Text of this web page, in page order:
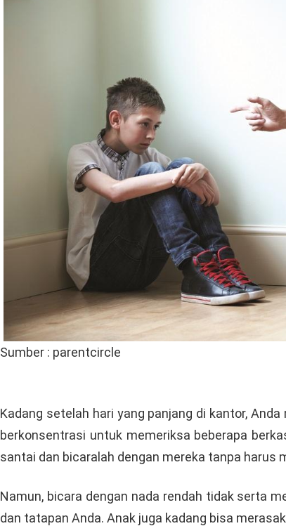
Sumber : parentcircle
Kadang setelah hari yang panjang di kantor,
berkonsentrasi untuk memeriksa beberapa
santai dan bicaralah dengan mereka tanpa harus
Namun, bicara dengan nada rendah tidak serta
dan tatapan Anda. Anak juga kadang bisa